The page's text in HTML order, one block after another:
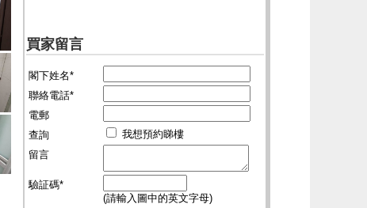
買家留言
閣下姓名*
聯絡電話*
電郵
查詢
我想預約睇樓
留言
驗証碼*
(請輸入圖中的英文字母)